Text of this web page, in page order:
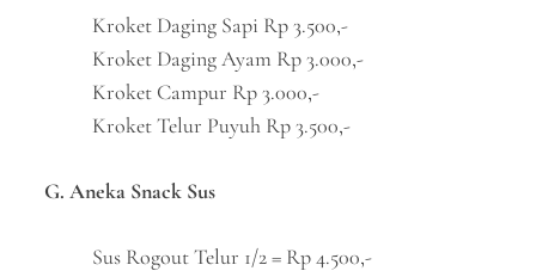
Kroket Daging Sapi Rp 3.500,-
Kroket Daging Ayam Rp 3.000,-
Kroket Campur Rp 3.000,-
Kroket Telur Puyuh Rp 3.500,-
G. Aneka Snack Sus
Sus Rogout Telur 1/2 = Rp 4.500,-